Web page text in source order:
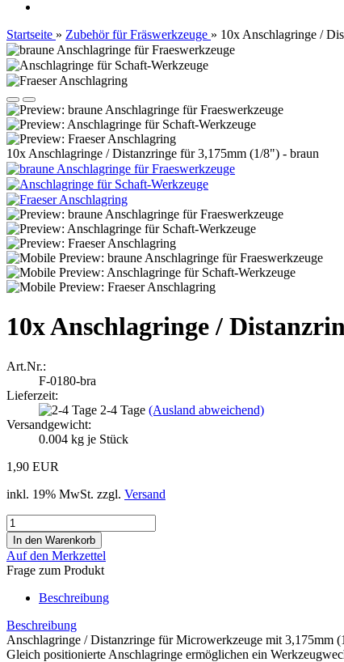
Startseite » Zubehör für Fräswerkzeuge » 10x Anschlagringe /
10x Anschlagringe / Distanzringe für 3,175mm (1/8") - braun
10x Anschlagringe /
Art.Nr.:
F-0180-bra
Lieferzeit:
2-4 Tage (Ausland abweichend)
Versandgewicht:
0.004 kg je Stück
1,90 EUR
inkl. 19% MwSt. zzgl. Versand
Auf den Merkzettel
Frage zum Produkt
Beschreibung
Beschreibung
Anschlagringe / Distanzringe für Microwerkzeuge mit 3,175mm
Gleich positionierte Anschlagringe ermöglichen ein